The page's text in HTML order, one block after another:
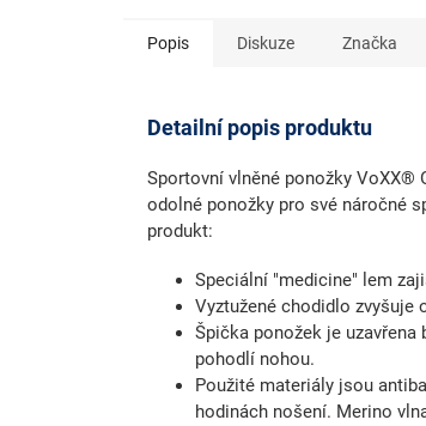
Popis Diskuze Značka
Detailní popis produktu
Sportovní vlněné ponožky VoXX®
odolné ponožky pro své náročné
produkt:
Speciální "medicine" lem
Vyztužené chodidlo zvyšuje
Špička ponožek je uzavřena
pohodlí nohou.
Použité materiály jsou
hodinách nošení. Merino